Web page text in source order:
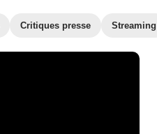
Critiques presse Streaming